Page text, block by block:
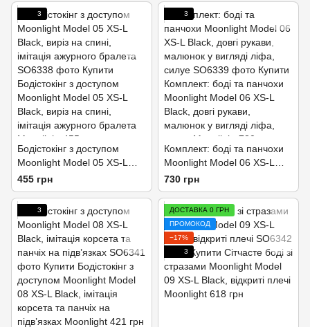
3
Бодістокінг з доступом
Moonlight Model 05 XS-L
Black, виріз на спині,
імітація ажурного бралета
455 грн
3
Комплект: боді та панчохи
Moonlight Model 06 XS-L
Black, довгі рукави,
малюнок у вигляді ліфа,
силуе
730 грн
3
ДОСТАВКА 0 ГРН
ПРОМОКОД
−17%
3